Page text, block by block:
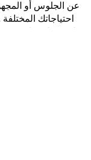
عن الجلوس أو
احتياجاتك